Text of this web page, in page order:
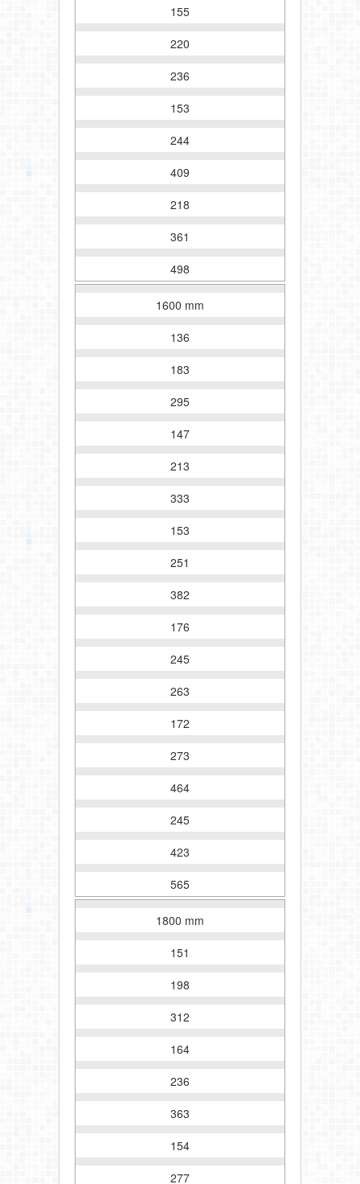
155
220
236
153
244
409
218
361
498
1600 mm
136
183
295
147
213
333
153
251
382
176
245
263
172
273
464
245
423
565
1800 mm
151
198
312
164
236
363
154
277